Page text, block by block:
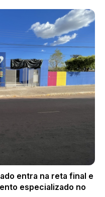
entra na reta final e
especializado no